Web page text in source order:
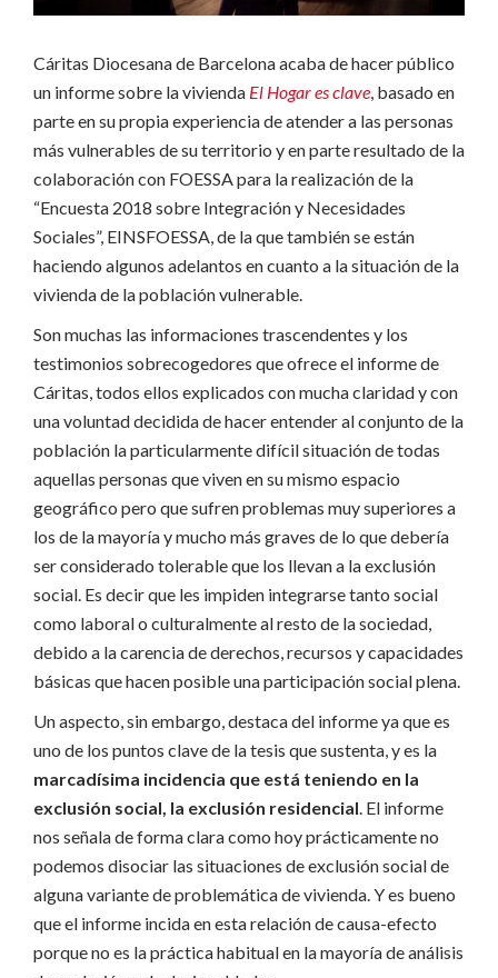
Cáritas Diocesana de Barcelona acaba de hacer público
un informe sobre la vivienda El Hogar es clave , basado en
parte en su propia experiencia de atender a las personas
más vulnerables de su territorio y en parte resultado de la
colaboración con FOESSA para la realización de la
“Encuesta 2018 sobre Integración y Necesidades
Sociales”, EINSFOESSA, de la que también se están
haciendo algunos adelantos en cuanto a la situación de la
vivienda de la población vulnerable.
Son muchas las informaciones trascendentes y los
testimonios sobrecogedores que ofrece el informe de
Cáritas, todos ellos explicados con mucha claridad y con
una voluntad decidida de hacer entender al conjunto de la
población la particularmente difícil situación de todas
aquellas personas que viven en su mismo espacio
geográfico pero que sufren problemas muy superiores a
los de la mayoría y mucho más graves de lo que debería
ser considerado tolerable que los llevan a la exclusión
social. Es decir que les impiden integrarse tanto social
como laboral o culturalmente al resto de la sociedad,
debido a la carencia de derechos, recursos y capacidades
básicas que hacen posible una participación social plena.
Un aspecto, sin embargo, destaca del informe ya que es
uno de los puntos clave de la tesis que sustenta, y es la
marcadísima incidencia que está teniendo en la
exclusión social, la exclusión residencial . El informe
nos señala de forma clara como hoy prácticamente no
podemos disociar las situaciones de exclusión social de
alguna variante de problemática de vivienda. Y es bueno
que el informe incida en esta relación de causa-efecto
porque no es la práctica habitual en la mayoría de análisis